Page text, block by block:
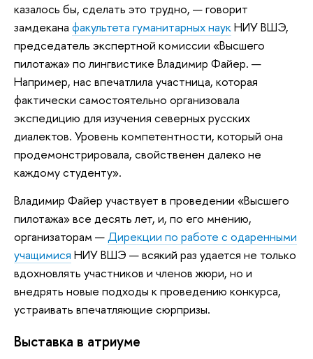
казалось бы, сделать это трудно, — говорит
замдекана факультета гуманитарных наукНИУ ВШЭ,
председатель экспертной комиссии «Высшего
пилотажа» по лингвистике Владимир Файер. —
Например, нас впечатлила участница, которая
фактически самостоятельно организовала
экспедицию для изучения северных русских
диалектов. Уровень компетентности, который она
продемонстрировала, свойственен далеко не
каждому студенту».
Владимир Файер участвует в проведении «Высшего
пилотажа» все десять лет, и, по его мнению,
организаторам —Дирекции по работе с одаренными
учащимися НИУ ВШЭ — всякий раз удается не только
вдохновлять участников и членов жюри, но и
внедрять новые подходы к проведению конкурса,
устраивать впечатляющие сюрпризы.
Выставка в атриуме